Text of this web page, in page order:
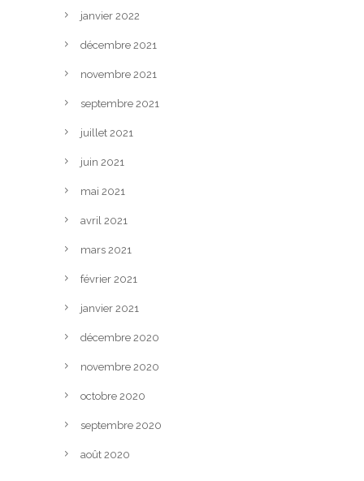
janvier 2022
décembre 2021
novembre 2021
septembre 2021
juillet 2021
juin 2021
mai 2021
avril 2021
mars 2021
février 2021
janvier 2021
décembre 2020
novembre 2020
octobre 2020
septembre 2020
août 2020